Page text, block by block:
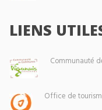
LIENS
Communauté
Office de